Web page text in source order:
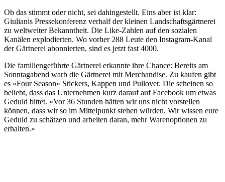
Ob das stimmt oder nicht, sei dahingestellt. Eins aber ist klar:
Giulianis Pressekonferenz verhalf der kleinen Landschaftsgärtnerei
zu weltweiter Bekanntheit. Die Like-Zahlen auf den sozialen
Kanälen explodierten. Wo vorher 288 Leute den Instagram-Kanal
der Gärtnerei abonnierten, sind es jetzt fast 4000.
Die familiengeführte Gärtnerei erkannte ihre Chance: Bereits am
Sonntagabend warb die Gärtnerei mit Merchandise. Zu kaufen gibt
es «Four Season» Stickers, Kappen und Pullover. Die scheinen so
beliebt, dass das Unternehmen kurz darauf auf Facebook um etwas
Geduld bittet. «Vor 36 Stunden hätten wir uns nicht vorstellen
können, dass wir so im Mittelpunkt stehen würden. Wir wissen eure
Geduld zu schätzen und arbeiten daran, mehr Warenoptionen zu
erhalten.»